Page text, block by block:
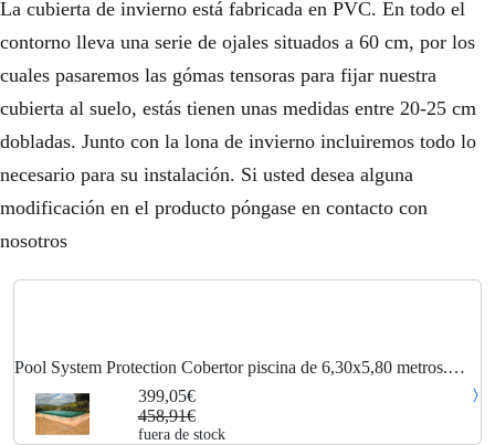
La cubierta de invierno está fabricada en PVC. En todo el
contorno lleva una serie de ojales situados a 60 cm, por los
cuales pasaremos las gómas tensoras para fijar nuestra
cubierta al suelo, estás tienen unas medidas entre 20-25 cm
dobladas. Junto con la lona de invierno incluiremos todo lo
necesario para su instalación. Si usted desea alguna
modificación en el producto póngase en contacto con
nosotros
Pool System Protection Cobertor piscina de 6,30x5,80 metros.
Color Verde / Verde.399,05€
458,91€
fuera de stock